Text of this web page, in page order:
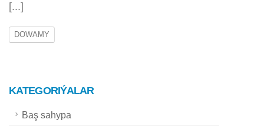
[...]
DOWAMY
KATEGORIÝALAR
Baş sahypa